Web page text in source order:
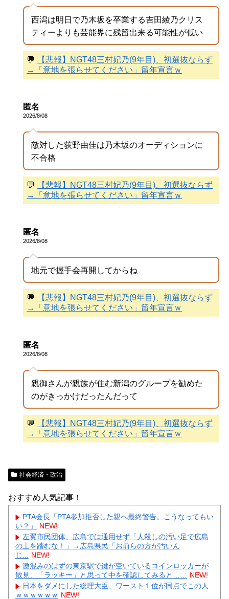
西潟は明日で乃木坂を卒業する吉田綾乃クリス
ティーよりも芸能界に残留出来る可能性が低い
💬
【悲報】NGT48三村妃乃(9年目)、初選抜ならず
→「意地を張らせてください」留年宣言ｗ
匿名
2026/8/08
敵対した荻野由佳は乃木坂のオーディションに
不合格
💬
【悲報】NGT48三村妃乃(9年目)、初選抜ならず
→「意地を張らせてください」留年宣言ｗ
匿名
2026/8/08
地元で握手会再開してからね
💬
【悲報】NGT48三村妃乃(9年目)、初選抜ならず
→「意地を張らせてください」留年宣言ｗ
匿名
2026/8/08
親御さんが親族が住む新潟のグループを勧めた
のがきっかけだったんだって
💬
【悲報】NGT48三村妃乃(9年目)、初選抜ならず
→「意地を張らせてください」留年宣言ｗ
社会経済・政治
おすすめ人気記事！
PTA会長「PTA参加拒否した親へ最終警告。こうなってもい
い？」
NEW!
左翼市民団体、広島では通用せず「人殺しの汚い足で広島
の土を踏むな！」→広島県民「お前らの方が汚いん
じ...
NEW!
激混みのはずの東京駅で鍵が空いているコインロッカーが
散見、「ラッキー」と思って中を確認してみると……
NEW!
日本をダメにした総理大臣、ワースト１位が同点でこの人
ｗｗｗｗｗｗ NEW!